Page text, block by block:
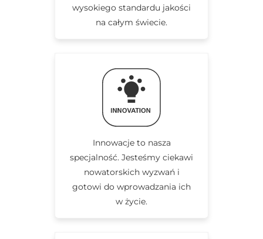
wysokiego standardu jakości
na całym świecie.
Innowacje to nasza
specjalność. Jesteśmy ciekawi
nowatorskich wyzwań i
gotowi do wprowadzania ich
w życie.